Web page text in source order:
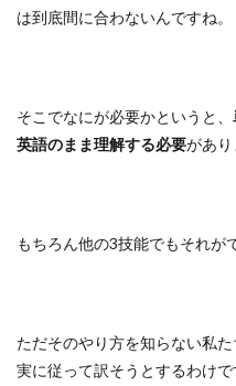
は到底間に合わないんですね。
そこでなにが必要かというと、
英語のまま理解する必要があり
もちろん他の3技能でもそれが
ただそのやり方を知らない私
実に従って訳そうとするわけで